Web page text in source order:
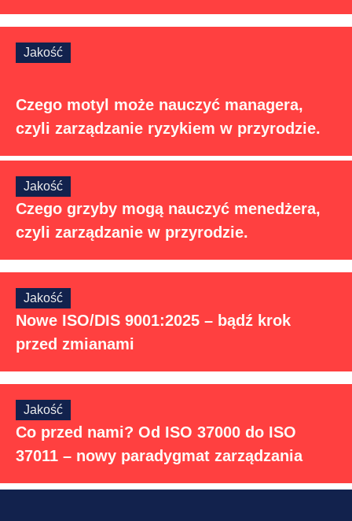
Jakość
Czego motyl może nauczyć managera,
czyli zarządzanie ryzykiem w przyrodzie.
Jakość
Czego grzyby mogą nauczyć menedżera,
czyli zarządzanie w przyrodzie.
Jakość
Nowe ISO/DIS 9001:2025 – bądź krok
przed zmianami
Jakość
Co przed nami? Od ISO 37000 do ISO
37011 – nowy paradygmat zarządzania